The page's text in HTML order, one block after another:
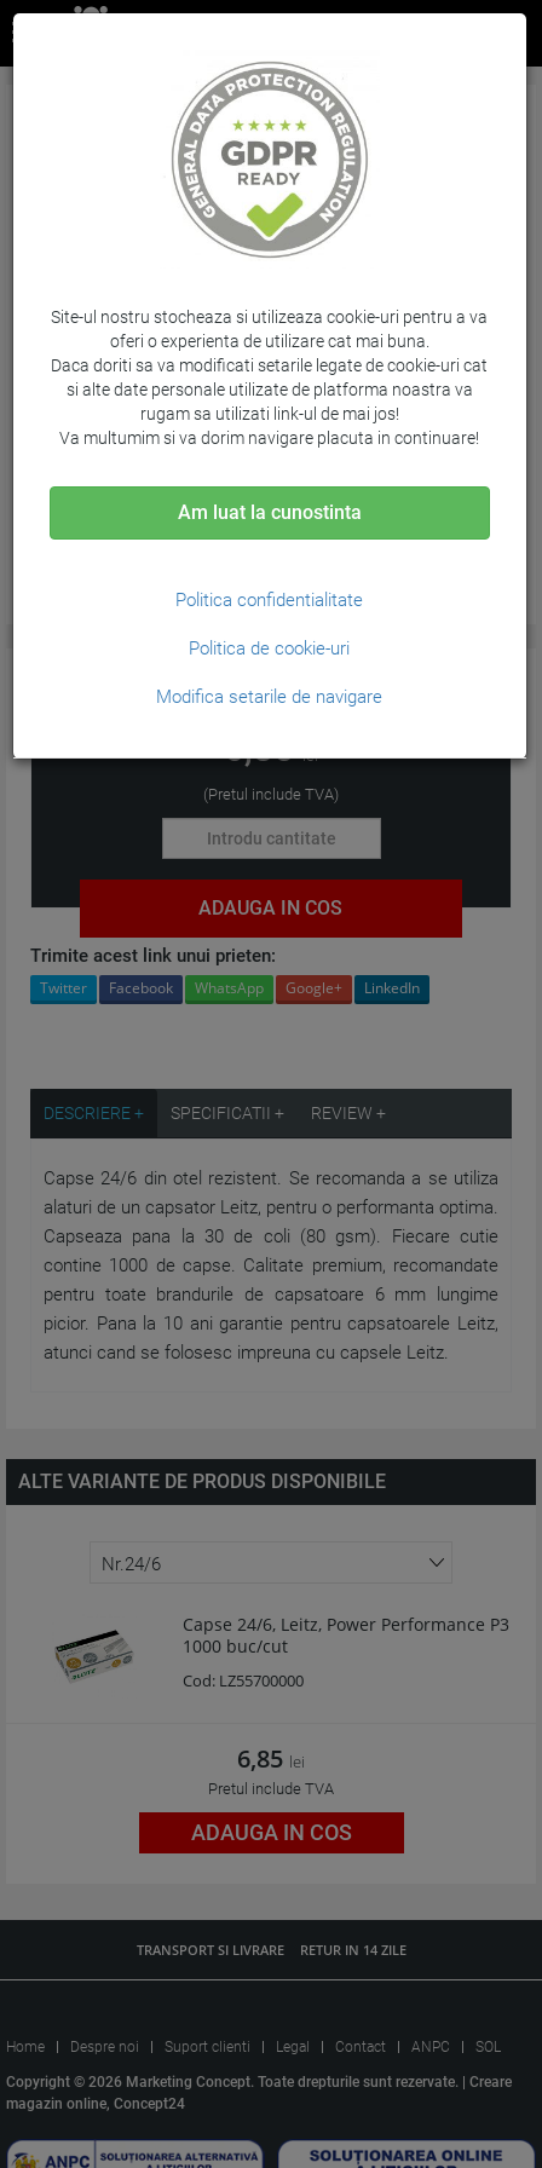
Capse 24/6, Leitz, Power Performance P3 1000
Brand: Leitz / Cod: LZ55700000
CARACTERISTICI GENERALE:
6,85lei
(Pretul include TVA)
ADAUGA IN COS
Trimite acest link unui prieten:
Twitter Facebook WhatsApp Google+ LinkedIn
DESCRIERE + SPECIFICATII + REVIEW +
Capse 24/6 din otel rezistent. Se recomanda a se utiliza
alaturi de un capsator Leitz, pentru o performanta optima.
Capseaza pana la 30 de coli (80 gsm). Fiecare cutie
contine 1000 de capse. Calitate premium, recomandate
pentru toate brandurile de capsatoare 6 mm lungime
picior. Pana la 10 ani garantie pentru capsatoarele Leitz,
atunci cand se folosesc impreuna cu capsele Leitz.
ALTE VARIANTE DE PRODUS DISPONIBILE
Capse 24/6, Leitz, Power Performance P3
1000 buc/cut
Cod:LZ55700000
6,85 lei
Pretul include TVA
ADAUGA IN COS
TRANSPORT SI LIVRARE RETUR IN 14 ZILE
Home Despre noi Suport clienti Legal Contact ANPC SOL
Copyright © 2026 Marketing Concept. Toate drepturile sunt rezervate. | Creare
magazin online, Concept24
Site-ul nostru stocheaza si utilizeaza cookie-uri pentru a va
oferi o experienta de utilizare cat mai buna.
Daca doriti sa va modificati setarile legate de cookie-uri cat
si alte date personale utilizate de platforma noastra va
rugam sa utilizati link-ul de mai jos!
Va multumim si va dorim navigare placuta in continuare!
Am luat la cunostinta
Politica confidentialitate
Politica de cookie-uri
Modifica setarile de navigare